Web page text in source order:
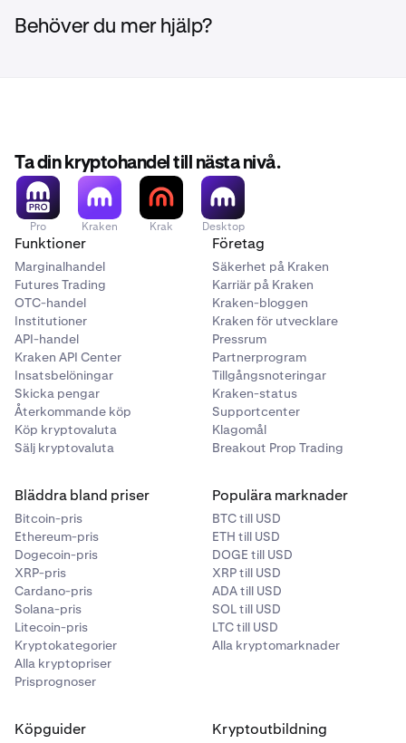
Behöver du mer hjälp?
Ta din kryptohandel till nästa nivå.
Pro Kraken Krak Desktop
Funktioner
Marginalhandel
Futures Trading
OTC-handel
Institutioner
API-handel
Kraken API Center
Insatsbelöningar
Skicka pengar
Återkommande köp
Köp kryptovaluta
Sälj kryptovaluta
Företag
Säkerhet på Kraken
Karriär på Kraken
Kraken-bloggen
Kraken för utvecklare
Pressrum
Partnerprogram
Tillgångsnoteringar
Kraken-status
Supportcenter
Klagomål
Breakout Prop Trading
Bläddra bland priser
Bitcoin-pris
Ethereum-pris
Dogecoin-pris
XRP-pris
Cardano-pris
Solana-pris
Litecoin-pris
Kryptokategorier
Alla kryptopriser
Prisprognoser
Populära marknader
BTC till USD
ETH till USD
DOGE till USD
XRP till USD
ADA till USD
SOL till USD
LTC till USD
Alla kryptomarknader
Köpguider Kryptoutbildning